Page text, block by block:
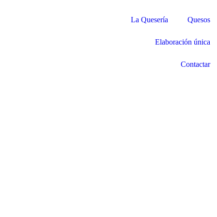
La Quesería Quesos
Elaboración única
Contactar